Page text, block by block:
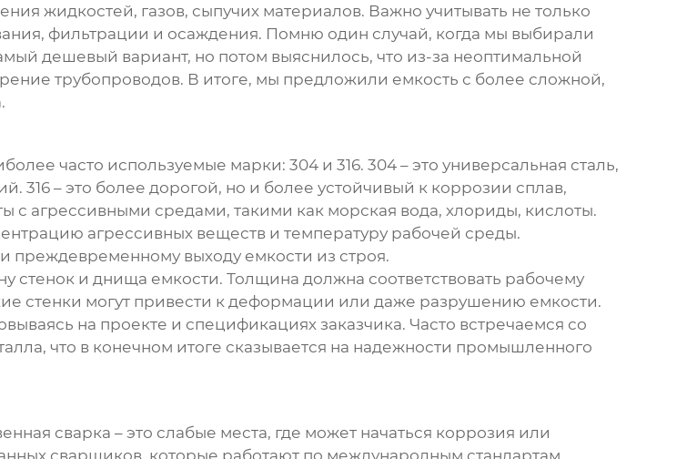
жидкостей, газов, сыпучих материалов. Важно учитывать не только
фильтрации и осаждения. Помню один случай, когда мы выбирали
дешевый вариант, но потом выяснилось, что из-за неоптимальной
трубопроводов. В итоге, мы предложили емкость с более сложной,
часто используемые марки: 304 и 316. 304 – это универсальная сталь,
– это более дорогой, но и более устойчивый к коррозии сплав,
агрессивными средами, такими как морская вода, хлориды, кислоты.
агрессивных веществ и температуру рабочей среды.
преждевременному выходу емкости из строя.
и днища емкости. Толщина должна соответствовать рабочему
стенки могут привести к деформации или даже разрушению емкости.
на проекте и спецификациях заказчика. Часто встречаемся со
что в конечном итоге сказывается на надежности промышленного
сварка – это слабые места, где может начаться коррозия или